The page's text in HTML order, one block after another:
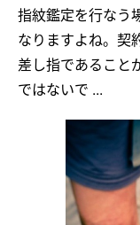
指紋鑑定を行なう
なりますよね。契
差し指であること
ではないで ...